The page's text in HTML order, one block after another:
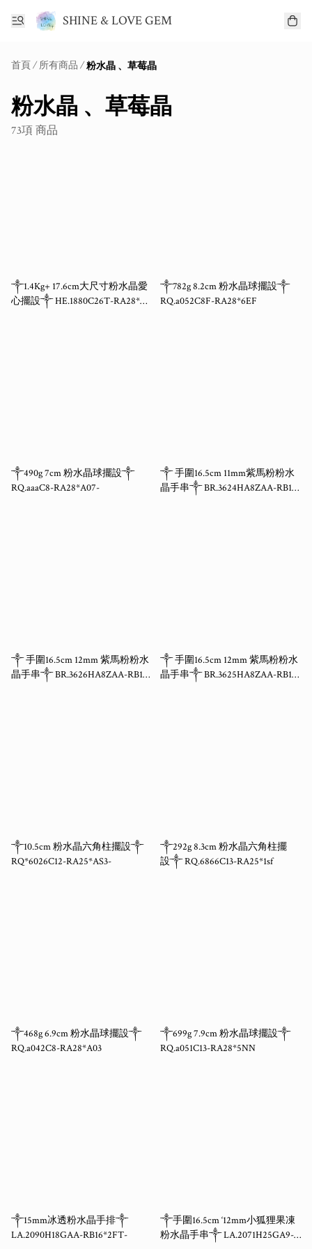
SHINE & LOVE GEM
首頁/所有商品 /粉水晶 、草莓晶
粉水晶 、草莓晶
73項 商品
༒1.4Kg+ 17.6cm大尺寸粉水晶愛
心擺設༒ HE.1880C26T-RA28*
༒782g 8.2cm 粉水晶球擺設༒
RQ.a052C8F-RA28*6EF
༒490g 7cm 粉水晶球擺設༒
RQ.aaaC8-RA28*A07-
༒ 手圍16.5cm 11mm紫馬粉粉水
晶手串༒ BR.3624HA8ZAA-RB16*
༒ 手圍16.5cm 12mm 紫馬粉粉水
晶手串༒ BR.3626HA8ZAA-RB16*
༒ 手圍16.5cm 12mm 紫馬粉粉水
晶手串༒ BR.3625HA8ZAA-RB16*
༒10.5cm 粉水晶六角柱擺設༒
RQ*6026C12-RA25*AS3-
༒292g 8.3cm 粉水晶六角柱擺
設༒ RQ.6866C13-RA25*1sf
༒468g 6.9cm 粉水晶球擺設༒
RQ.a042C8-RA28*A03
༒699g 7.9cm 粉水晶球擺設༒
RQ.a051C13-RA28*5NN
༒15mm冰透粉水晶手排༒
LA.2090H18GAA-RB16*2FT-
༒手圍16.5cm ‘12mm小狐狸果凍
粉水晶手串༒ LA.2071H25GA9-